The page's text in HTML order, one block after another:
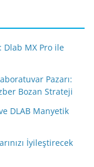
Dlab MX Pro ile
Pazarı:
Bozan Strateji
DLAB Manyetik
İyileştirecek